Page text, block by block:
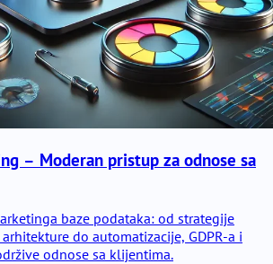
– Moderan pristup za odnose sa
baze podataka: od strategije
do automatizacije, GDPR-a i
odnose sa klijentima.